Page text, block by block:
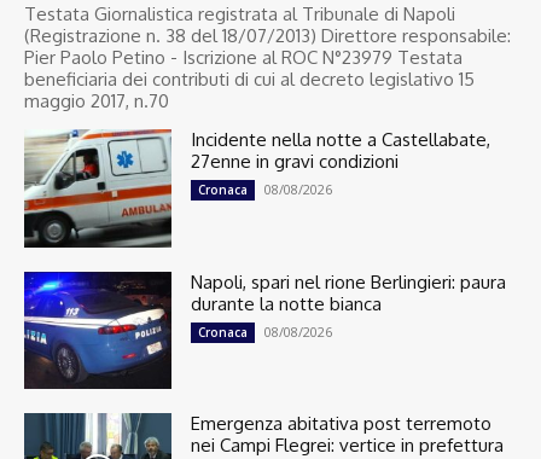
Testata Giornalistica registrata al Tribunale di Napoli
(Registrazione n. 38 del 18/07/2013) Direttore responsabile:
Pier Paolo Petino - Iscrizione al ROC N°23979 Testata
beneficiaria dei contributi di cui al decreto legislativo 15
maggio 2017, n.70
Incidente nella notte a Castellabate,
27enne in gravi condizioni
Cronaca 08/08/2026
Napoli, spari nel rione Berlingieri: paura
durante la notte bianca
Cronaca 08/08/2026
Emergenza abitativa post terremoto
nei Campi Flegrei: vertice in prefettura